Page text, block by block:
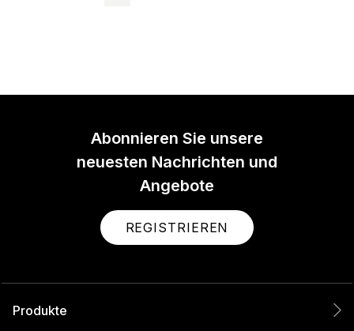
Abonnieren Sie unsere
neuesten Nachrichten und
Angebote
REGISTRIEREN
Produkte